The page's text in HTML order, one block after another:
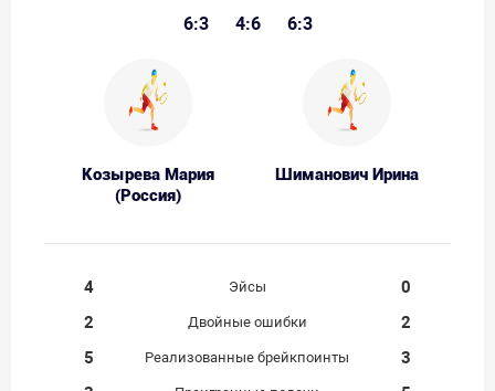
6:3 4:6 6:3
Козырева Мария
(Россия)
Шиманович Ирина
4 Эйсы
0
2
Двойные ошибки
2
5
Реализованные брейкпоинты
3